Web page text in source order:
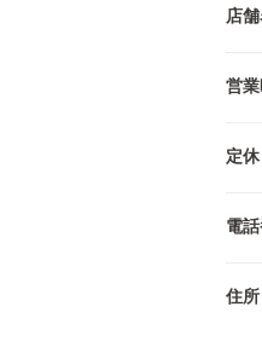
店
営
定休
電
住所